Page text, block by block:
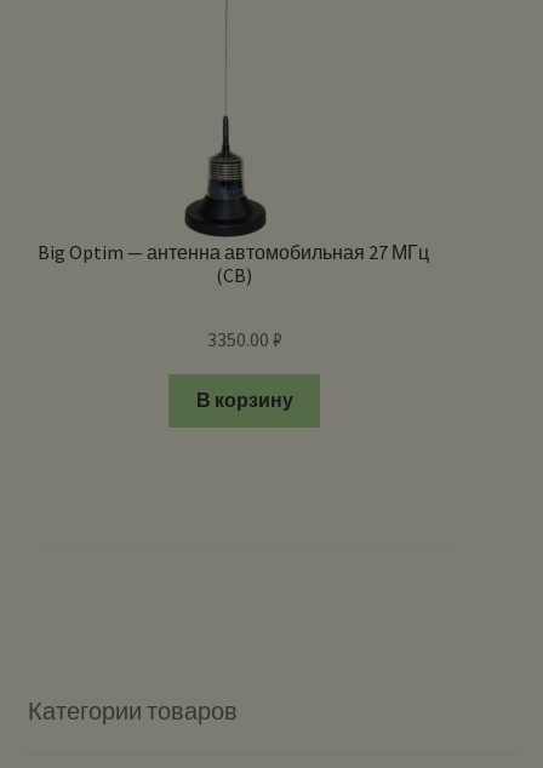
Big Optim — антенна автомобильная 27 МГц
(CB)
3350.00 ₽
В корзину
Категории товаров